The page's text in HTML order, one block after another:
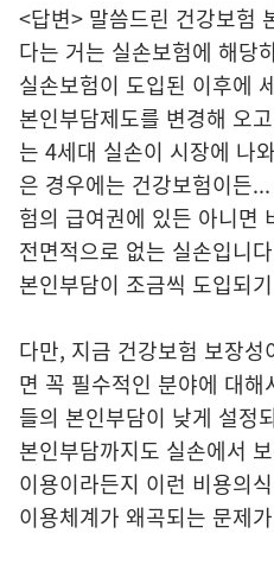
<답변> 말씀드린 건강보험
다는 거는 실손보험에 해당
실손보험이 도입된 이후에
본인부담제도를 변경해 오
는 4세대 실손이 시장에 나
은 경우에는 건강보험이든
험의 급여권에 있든 아니면
전면적으로 없는 실손입니
본인부담이 조금씩 도입되
다만, 지금 건강보험 보장
면 꼭 필수적인 분야에 대
들의 본인부담이 낮게 설정
본인부담까지도 실손에서
이용이라든지 이런 비용의
이용체계가 왜곡되는 문제